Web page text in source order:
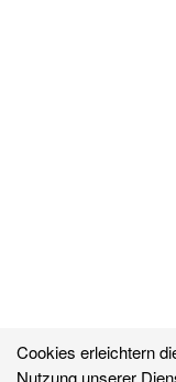
Cookies erleichtern
Nutzung unserer